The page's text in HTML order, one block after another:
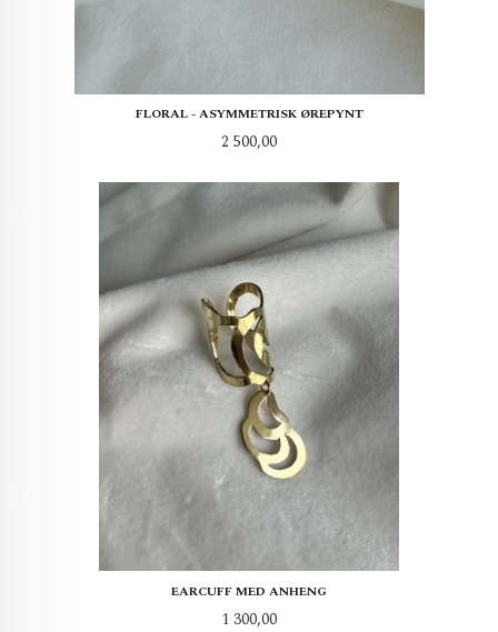
FLORAL - ASYMMETRISK ØREPYNT
Pris
2 500,00
EARCUFF MED ANHENG
Pris
1 300,00